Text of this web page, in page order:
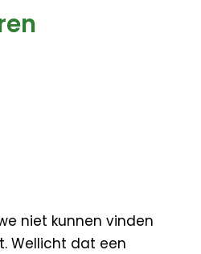
niet kunnen vinden
Wellicht dat een